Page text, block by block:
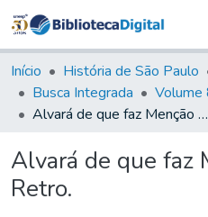
&
Início História de São Paulo
Busca Integrada
Alvará de que faz Menção a Carta Retro.
Alvará de que faz
Retro.